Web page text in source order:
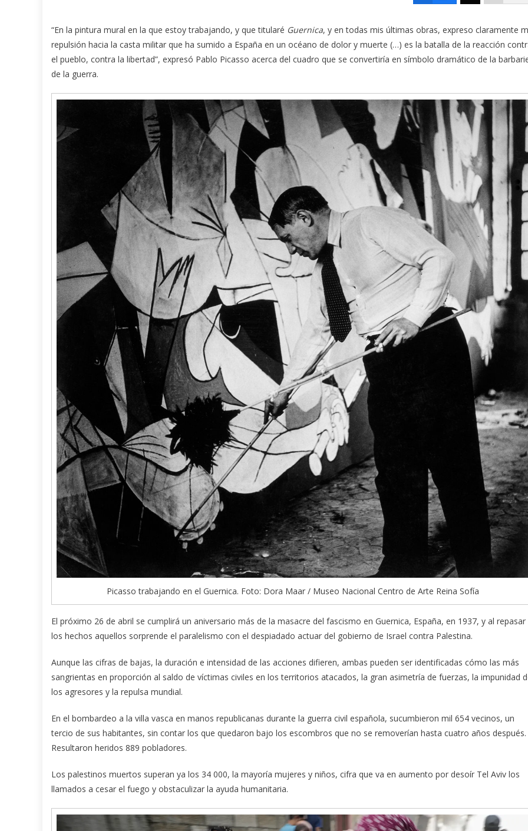
“En la pintura mural en la que estoy trabajando, y que titularé Guernica, y en todas mis últimas obras, expreso claramente
repulsión hacia la casta militar que ha sumido a España en un océano de dolor y muerte (…) es la batalla de la reacción
el pueblo, contra la libertad”, expresó Pablo Picasso acerca del cuadro que se convertiría en símbolo dramático de la
de la guerra.
Picasso trabajando en el Guernica. Foto: Dora Maar / Museo Nacional Centro de Arte Reina Sofía
El próximo 26 de abril se cumplirá un aniversario más de la masacre del fascismo en Guernica, España, en 1937, y al repasar
los hechos aquellos sorprende el paralelismo con el despiadado actuar del gobierno de Israel contra Palestina.
Aunque las cifras de bajas, la duración e intensidad de las acciones difieren, ambas pueden ser identificadas cómo las más
sangrientas en proporción al saldo de víctimas civiles en los territorios atacados, la gran asimetría de fuerzas, la impunidad
los agresores y la repulsa mundial.
En el bombardeo a la villa vasca en manos republicanas durante la guerra civil española, sucumbieron mil 654 vecinos, un
tercio de sus habitantes, sin contar los que quedaron bajo los escombros que no se removerían hasta cuatro años después.
Resultaron heridos 889 pobladores.
Los palestinos muertos superan ya los 34 000, la mayoría mujeres y niños, cifra que va en aumento por desoír Tel Aviv los
llamados a cesar el fuego y obstaculizar la ayuda humanitaria.